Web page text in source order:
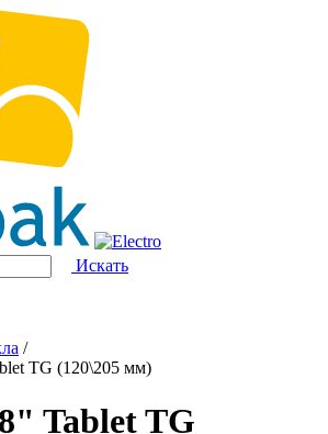
Искать
/
TG (120\205 мм)
Tablet TG